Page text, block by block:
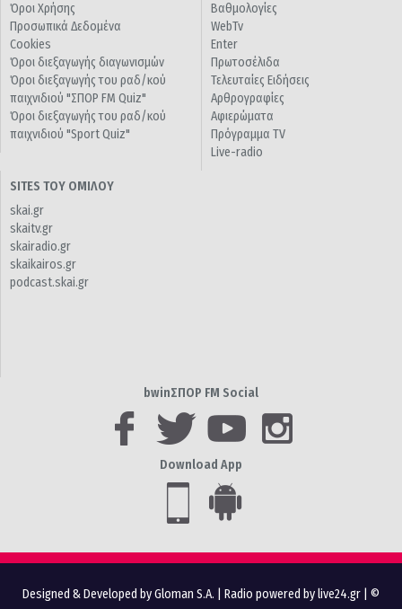
Όροι Χρήσης
Προσωπικά Δεδομένα
Cookies
Όροι διεξαγωγής διαγωνισμών
Όροι διεξαγωγής του ραδ/κού
παιχνιδιού "ΣΠΟΡ FM Quiz"
Όροι διεξαγωγής του ραδ/κού
παιχνιδιού "Sport Quiz"
Βαθμολογίες
WebTv
Enter
Πρωτοσέλιδα
Τελευταίες Ειδήσεις
Αρθρογραφίες
Αφιερώματα
Πρόγραμμα TV
Live-radio
SITES ΤΟΥ ΟΜΙΛΟΥ
skai.gr
skaitv.gr
skairadio.gr
skaikairos.gr
podcast.skai.gr
bwinΣΠΟΡ FM Social
Download App
Designed & Developed by Gloman S.A. Radio powered by live24.gr | ©